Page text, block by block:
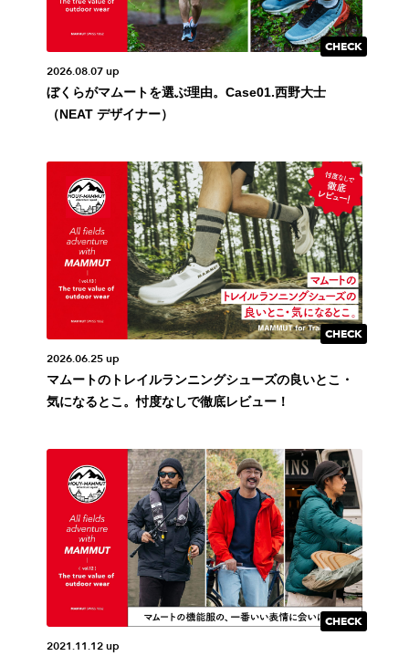
2026.08.07 up
ぼくらがマムートを選ぶ理由。Case01.西野大士
（NEAT デザイナー）
2026.06.25 up
マムートのトレイルランニングシューズの良いとこ・
気になるとこ。忖度なしで徹底レビュー！
2021.11.12 up